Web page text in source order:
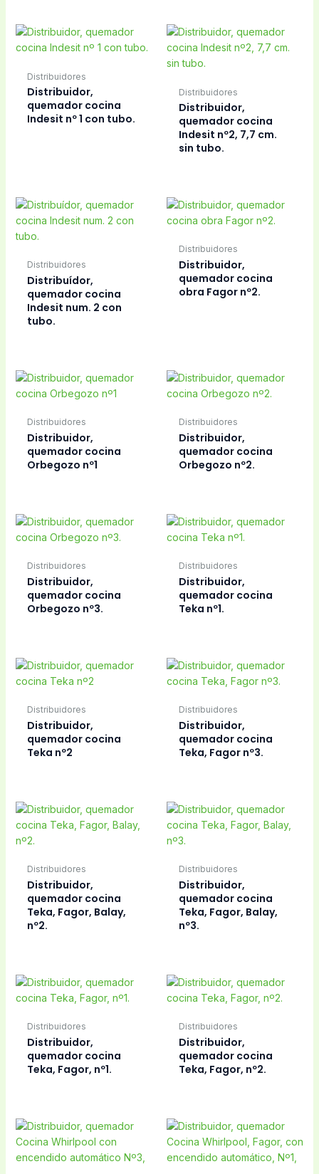
Distribuidores
Distribuidor,
quemador cocina
Indesit nº 1 con tubo.
Distribuidores
Distribuidor,
quemador cocina
Indesit nº2, 7,7 cm.
sin tubo.
Distribuidores
Distribuídor,
quemador cocina
Indesit num. 2 con
tubo.
Distribuidores
Distribuidor,
quemador cocina
obra Fagor nº2.
Distribuidores
Distribuidor,
quemador cocina
Orbegozo nº1
Distribuidores
Distribuidor,
quemador cocina
Orbegozo nº2.
Distribuidores
Distribuidor,
quemador cocina
Orbegozo nº3.
Distribuidores
Distribuidor,
quemador cocina
Teka nº1.
Distribuidores
Distribuidor,
quemador cocina
Teka nº2
Distribuidores
Distribuidor,
quemador cocina
Teka, Fagor nº3.
Distribuidores
Distribuidor,
quemador cocina
Teka, Fagor, Balay,
nº2.
Distribuidores
Distribuidor,
quemador cocina
Teka, Fagor, Balay,
nº3.
Distribuidores
Distribuidor,
quemador cocina
Teka, Fagor, nº1.
Distribuidores
Distribuidor,
quemador cocina
Teka, Fagor, nº2.